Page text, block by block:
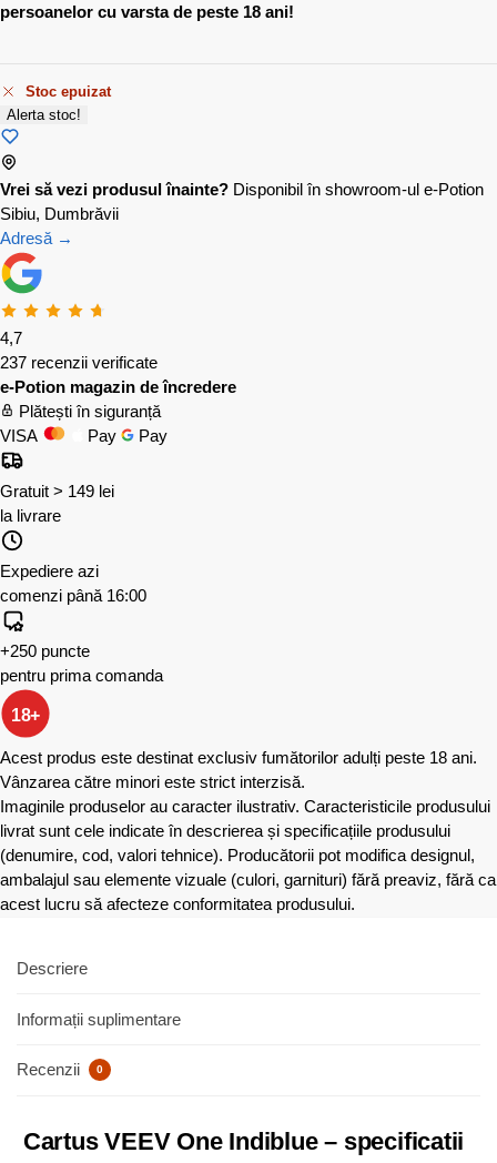
persoanelor cu varsta de peste 18 ani!
Stoc epuizat
Alerta stoc!
Vrei să vezi produsul înainte? Disponibil în showroom-ul e-Potion
Sibiu, Dumbrăvii
Adresă →
4,7
237 recenzii verificate
e-Potion magazin de încredere
Plătești în siguranță
VISA
Pay Pay
Gratuit > 149 lei
la livrare
Expediere azi
comenzi până 16:00
+250 puncte
pentru prima comanda
18+
Acest produs este destinat exclusiv fumătorilor adulți peste 18 ani.
Vânzarea către minori este strict interzisă.
Imaginile produselor au caracter ilustrativ. Caracteristicile produsului
livrat sunt cele indicate în descrierea și specificațiile produsului
(denumire, cod, valori tehnice). Producătorii pot modifica designul,
ambalajul sau elemente vizuale (culori, garnituri) fără preaviz, fără ca
acest lucru să afecteze conformitatea produsului.
Descriere
Informații suplimentare
Recenzii 0
Cartus VEEV One Indiblue – specificatii